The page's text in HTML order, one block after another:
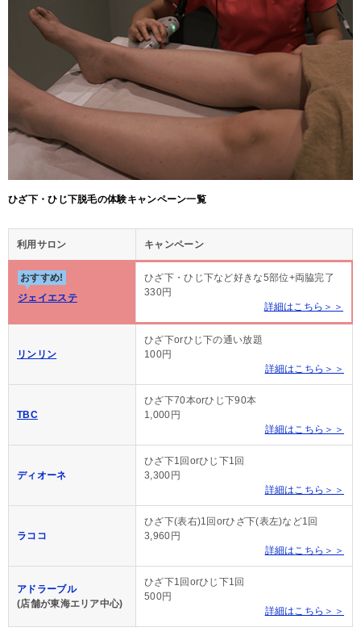
ひざ下・ひじ下脱毛の体験キャンペーン一覧
利用サロン キャンペーン
おすすめ!
ジェイエステ
ひざ下・ひじ下など好きな5部位+両脇完了
330円
詳細はこちら＞＞
リンリン
ひざ下orひじ下の通い放題
100円
詳細はこちら＞＞
TBC
ひざ下70本orひじ下90本
1,000円
詳細はこちら＞＞
ディオーネ
ひざ下1回orひじ下1回
3,300円
詳細はこちら＞＞
ラココ
ひざ下(表右)1回orひざ下(表左)など1回
3,960円
詳細はこちら＞＞
アドラーブル
(店舗が東海エリア中心)
ひざ下1回orひじ下1回
500円
詳細はこちら＞＞